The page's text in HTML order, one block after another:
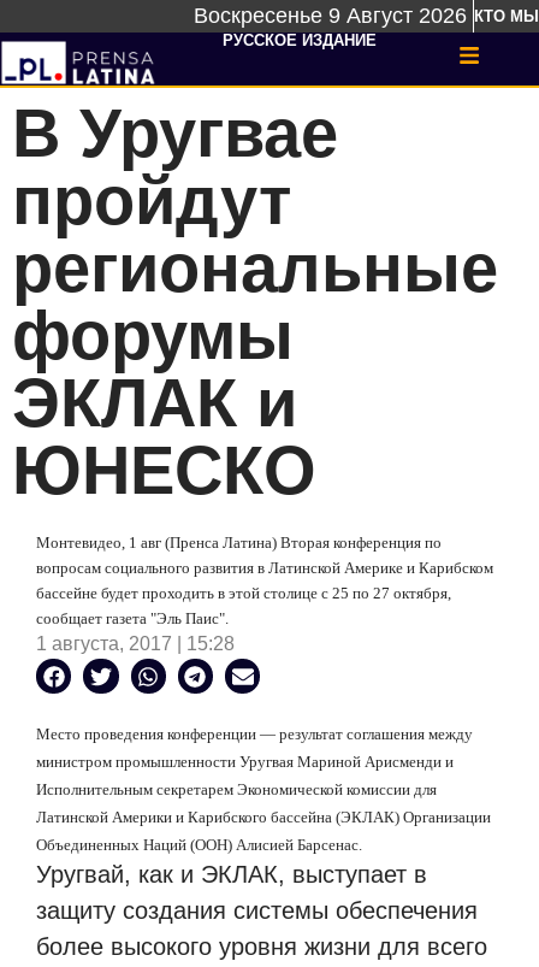
Воскресенье 9 Август 2026 КТО МЫ
РУССКОЕ ИЗДАНИЕ
В Уругвае
пройдут
региональные
форумы
ЭКЛАК и
ЮНЕСКО
Монтевидео, 1 авг (Пренса Латина) Вторая конференция по
вопросам социального развития в Латинской Америке и Карибском
бассейне будет проходить в этой столице с 25 по 27 октября,
сообщает газета "Эль Паис".
1 августа, 2017 | 15:28
Место проведения конференции — результат соглашения между
министром промышленности Уругвая Мариной Арисменди и
Исполнительным секретарем Экономической комиссии для
Латинской Америки и Карибского бассейна (ЭКЛАК) Организации
Объединенных Наций (ООН) Алисией Барсенас.
Уругвай, как и ЭКЛАК, выступает в
защиту создания системы обеспечения
более высокого уровня жизни для всего